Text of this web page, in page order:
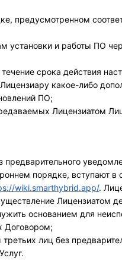
предусмотренном
установки и работы ПО
срока действия
какое-либо
ПО;
Лицензиатом
предварительного
порядке, вступают
wiki.smarthybrid.app/.
Лицензиатом
основанием для
Договором;
лиц без